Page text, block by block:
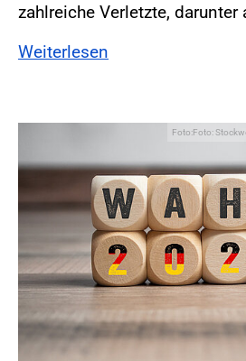
zahlreiche Verletzte, darunter
Weiterlesen
Foto:Foto: